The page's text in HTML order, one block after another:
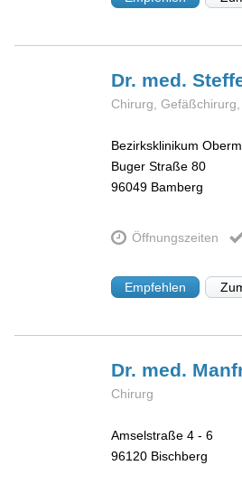
Dr. med.
Chirurg,
Bezirksklinikum
Buger Straße 80
96049 Bamberg
Öffnungszeiten
Empfehlen
Dr. med.
Chirurg
Amselstraße 4 - 6
96120 Bischberg